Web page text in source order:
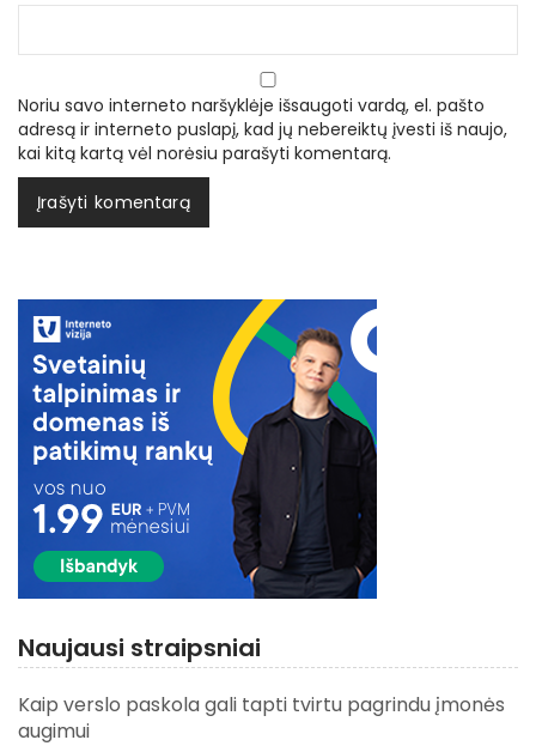
Noriu savo interneto naršyklėje išsaugoti vardą, el. pašto
adresą ir interneto puslapį, kad jų nebereiktų įvesti iš naujo,
kai kitą kartą vėl norėsiu parašyti komentarą.
Naujausi straipsniai
Kaip verslo paskola gali tapti tvirtu pagrindu įmonės
augimui